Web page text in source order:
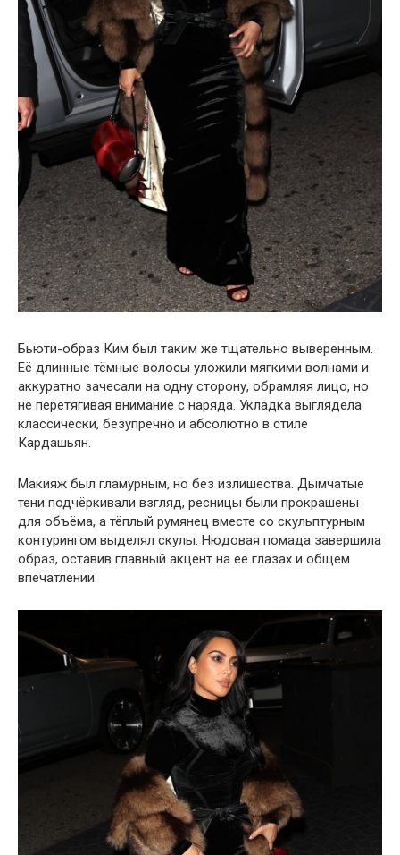
Бьюти-образ Ким был таким же тщательно выверенным.
Её длинные тёмные волосы уложили мягкими волнами и
аккуратно зачесали на одну сторону, обрамляя лицо, но
не перетягивая внимание с наряда. Укладка выглядела
классически, безупречно и абсолютно в стиле
Кардашьян.
Макияж был гламурным, но без излишества. Дымчатые
тени подчёркивали взгляд, ресницы были прокрашены
для объёма, а тёплый румянец вместе со скульптурным
контурингом выделял скулы. Нюдовая помада завершила
образ, оставив главный акцент на её глазах и общем
впечатлении.